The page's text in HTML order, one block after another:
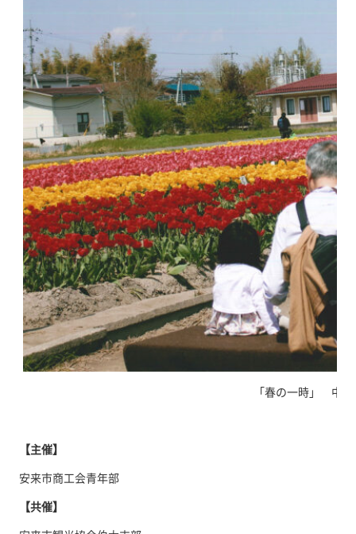
「春の一時」 中
【主催】
安来市商工会青年部
【共催】